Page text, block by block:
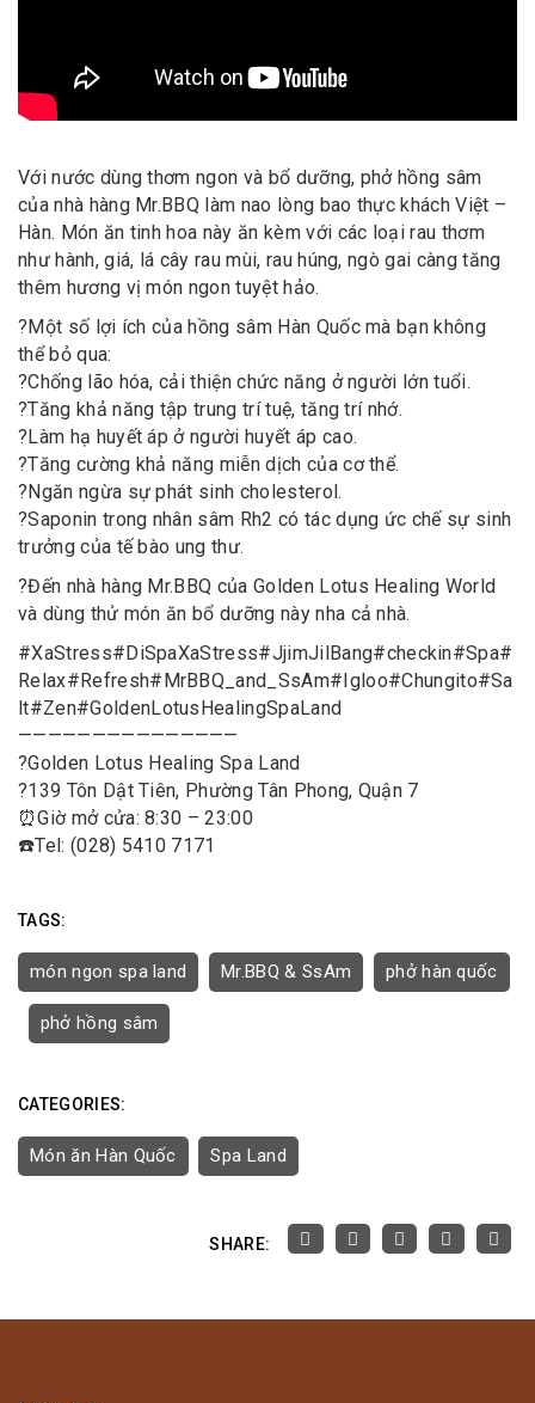
Với nước dùng thơm ngon và bổ dưỡng, phở hồng sâm
của nhà hàng Mr.BBQ làm nao lòng bao thực khách Việt –
Hàn. Món ăn tinh hoa này ăn kèm với các loại rau thơm
như hành, giá, lá cây rau mùi, rau húng, ngò gai càng tăng
thêm hương vị món ngon tuyệt hảo.
?Một số lợi ích của hồng sâm Hàn Quốc mà bạn không
thể bỏ qua:
?Chống lão hóa, cải thiện chức năng ở người lớn tuổi.
?Tăng khả năng tập trung trí tuệ, tăng trí nhớ.
?Làm hạ huyết áp ở người huyết áp cao.
?Tăng cường khả năng miễn dịch của cơ thể.
?Ngăn ngừa sự phát sinh cholesterol.
?Saponin trong nhân sâm Rh2 có tác dụng ức chế sự sinh
trưởng của tế bào ung thư.
?Đến nhà hàng Mr.BBQ của Golden Lotus Healing World
và dùng thử món ăn bổ dưỡng này nha cả nhà.
#XaStress#DiSpaXaStress#JjimJilBang#checkin#Spa#
Relax#Refresh#MrBBQ_and_SsAm#Igloo#Chungito#Sa
lt#Zen#GoldenLotusHealingSpaLand
———————————————
?Golden Lotus Healing Spa Land
?139 Tôn Dật Tiên, Phường Tân Phong, Quận 7
⏰Giờ mở cửa: 8:30 – 23:00
☎️Tel: (028) 5410 7171
TAGS:
món ngon spa land Mr.BBQ & SsAm phở hàn quốc
phở hồng sâm
CATEGORIES:
Món ăn Hàn Quốc Spa Land
SHARE: